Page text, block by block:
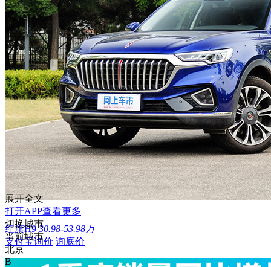
红旗H9 30.98-53.98万
支付宝询价 询底价
展开全文
打开APP查看更多
切换城市
当前城市
北京
B